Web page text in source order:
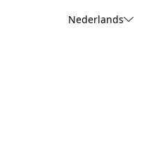
Nederlands